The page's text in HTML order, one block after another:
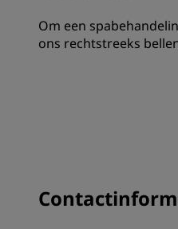
Om een
ons rechtstreeks